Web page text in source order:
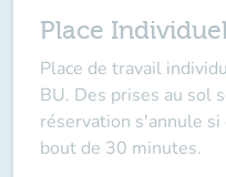
Place
Place de travail
BU. Des prises au sol
réservation s'annule
bout de 30 minutes.